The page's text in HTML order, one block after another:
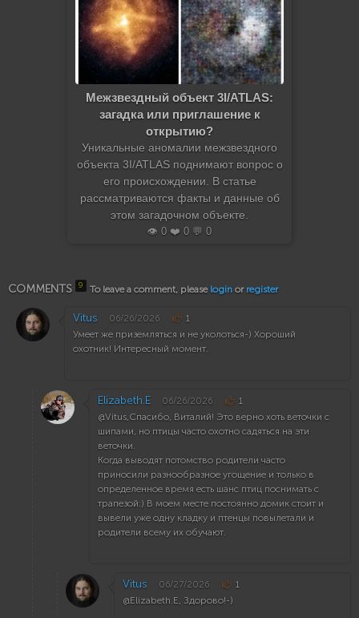
Межзвездный объект 3I/ATLAS:
загадка или приглашение к
открытию?
Уникальные аномалии межзвездного
объекта 3I/ATLAS поднимают вопрос о
его происхождении. В статье
рассматриваются факты и данные об
этом загадочном объекте.
👁️ 0 ❤️ 0 💬 0
COMMENTS 9 To leave a comment, please login or register
Vitus 06/26/2026 1
Умеет же приземляться и не уколоться-) Хороший
охотник! Интересный момент.
Elizabeth.E 06/26/2026 1
@Vitus,Спасибо, Виталий! Это верно хоть веточки с
шипами, но птицы часто охотно садяться на эти
веточки.
Когда выводят потомство родители часто
приносили разнообразное угощение и только в
определенное время есть шанс птиц поснимать с
трапезой:) В моем месте постоянно домик стоит и
вывели уже одну кладку и птенцы повылетали и
родители всему их обучают.
Vitus 06/27/2026 1
@Elizabeth.E, Здорово!-)